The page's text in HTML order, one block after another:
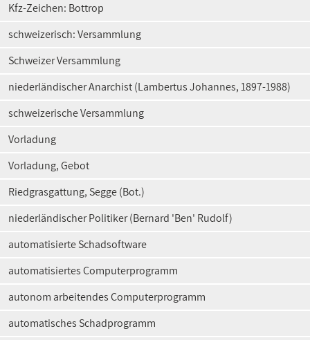
Kfz-Zeichen: Bottrop
schweizerisch: Versammlung
Schweizer Versammlung
niederländischer Anarchist (Lambertus Johannes, 1897-1988)
schweizerische Versammlung
Vorladung
Vorladung, Gebot
Riedgrasgattung, Segge (Bot.)
niederländischer Politiker (Bernard 'Ben' Rudolf)
automatisierte Schadsoftware
automatisiertes Computerprogramm
autonom arbeitendes Computerprogramm
automatisches Schadprogramm